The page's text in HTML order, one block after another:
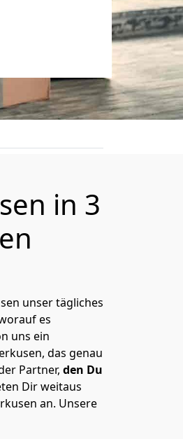
in 3
unser tägliches
es
uns ein
das genau
Partner, den Du
Dir weitaus
an. Unsere